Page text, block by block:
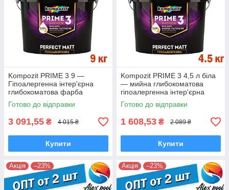
Kompozit PRIME 3 9 —
Гіпоалергенна інтер'єрна
глибокоматова фарба
преміальна фарба з ефектом
лотоса
Готово до відправки
3 091,55 ₴ 4 015 ₴
Купити
Kompozit PRIME 3 4,5 л біла
— мийна глибокоматова
гіпоалергенна інтер'єрна
фарба для стін і стель
Готово до відправки
1 608,53 ₴ 2 089 ₴
Купити
Акція –23% Акція –23%